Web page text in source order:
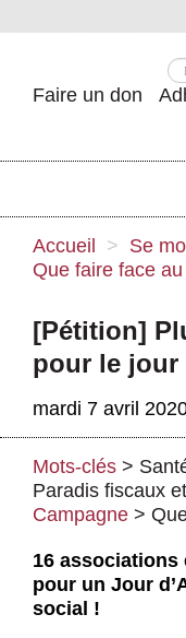
Faire un don
Attac ?
Nos idées
Se mobiliser
Publications
Agenda
Actus et médias
Boutique
Accueil > Se
Que faire face
[Pétition]
pour le jour
mardi 7 avril
Mots-clés >
Paradis fiscaux
Campagne >
16
pour un Jour
social !